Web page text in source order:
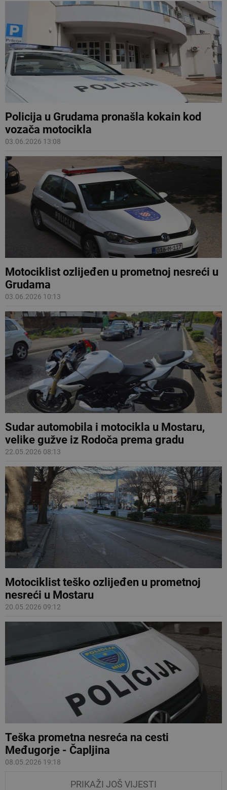
Policija u Grudama pronašla kokain kod
vozača motocikla
03.06.2026 13:08
Motociklist ozlijeđen u prometnoj nesreći u
Grudama
03.06.2026 10:13
Sudar automobila i motocikla u Mostaru,
velike gužve iz Rodoča prema gradu
22.05.2026 08:13
Motociklist teško ozlijeđen u prometnoj
nesreći u Mostaru
20.05.2026 09:12
Teška prometna nesreća na cesti
Međugorje - Čapljina
08.05.2026 19:18
PRIKAŽI JOŠ VIJESTI